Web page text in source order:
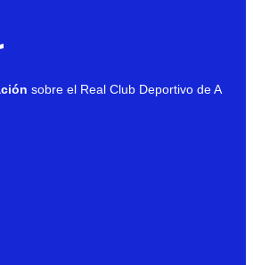
sobre el Real Club Deportivo de A